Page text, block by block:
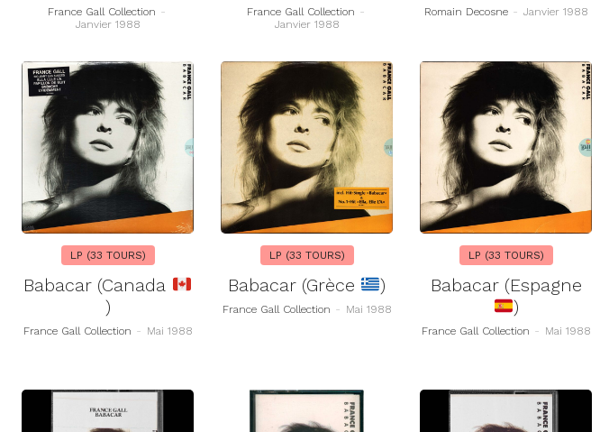
France Gall Collection -
Janvier 1988
France Gall Collection -
Janvier 1988
Romain Decosne - Janvier 1988
LP (33 TOURS)
Babacar (Canada
)
France Gall Collection - Mai 1988
LP (33 TOURS)
Babacar (Grèce )
France Gall Collection - Mai 1988
LP (33 TOURS)
Babacar (Espagne
)
France Gall Collection - Mai 1988